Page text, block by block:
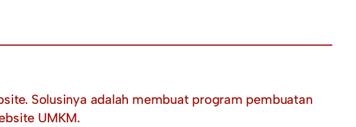
Solusinya adalah membuat program pembuatan
UMKM.